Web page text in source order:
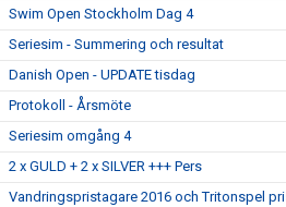
Swim Open Stockholm Dag 4
Seriesim - Summering och resultat
Danish Open - UPDATE tisdag
Protokoll - Årsmöte
Seriesim omgång 4
2 x GULD + 2 x SILVER +++ Pers
Vandringspristagare 2016 och Tritonspel